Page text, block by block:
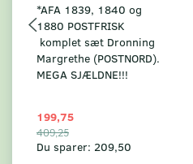
*AFA 1839, 1840 og
1880 POSTFRISK
komplet sæt Dronning
Margrethe (POSTNORD).
MEGA SJÆLDNE!!!
199,75
409,25
Du sparer: 209,50